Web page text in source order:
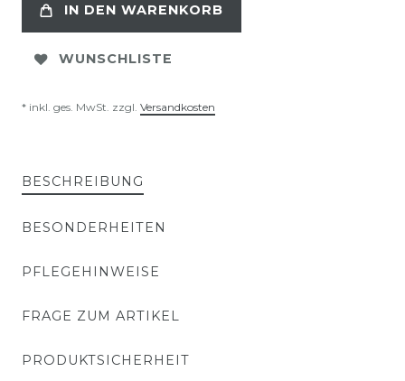
IN DEN WARENKORB
WUNSCHLISTE
* inkl. ges. MwSt. zzgl. Versandkosten
BESCHREIBUNG
BESONDERHEITEN
PFLEGEHINWEISE
FRAGE ZUM ARTIKEL
PRODUKTSICHERHEIT